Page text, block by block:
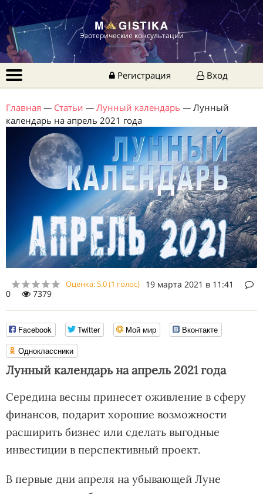
Эзотерические консультации
Регистрация Вход
Главная — Статьи — Лунный календарь — Лунный
календарь на апрель 2021 года
Оценка:5.0(1 голос)
19 марта 2021 в 11:41
0
7379
Facebook Twitter Мой мир
Вконтакте
Одноклассники
Лунный календарь на апрель 2021 года
Середина весны принесет оживление в сферу
финансов, подарит хорошие возможности
расширить бизнес или сделать выгодные
инвестиции в перспективный проект.
В первые дни апреля на убывающей Луне